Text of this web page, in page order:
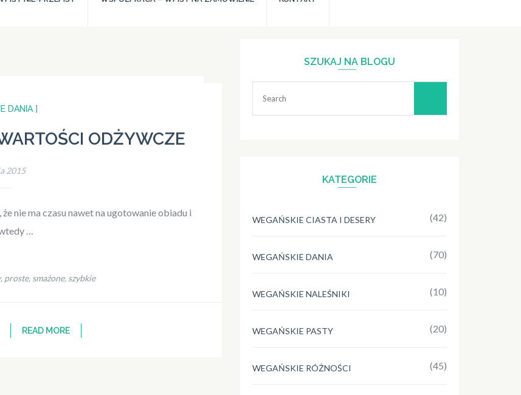
DANIA ]
ODŻYWCZE
2015
nie ma czasu nawet na ugotowanie obiadu i
…
, proste, smażone, szybkie
READ MORE
SZUKAJ NA BLOGU
KATEGORIE
WEGAŃSKIE CIASTA I DESERY (42)
WEGAŃSKIE DANIA (70)
WEGAŃSKIE NALEŚNIKI (10)
WEGAŃSKIE PASTY (20)
WEGAŃSKIE RÓŻNOŚCI (45)